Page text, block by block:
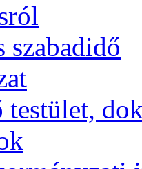
szabadidő
testület,